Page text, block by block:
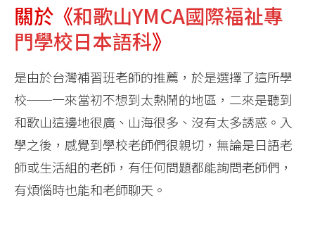
關於《和歌山YMCA國際福祉專
門學校日本語科》
是由於台灣補習班老師的推薦，於是選擇了這所學
校──一來當初不想到太熱鬧的地區，二來是聽到
和歌山這邊地很廣、山海很多、沒有太多誘惑。入
學之後，感覺到學校老師們很親切，無論是日語老
師或生活組的老師，有任何問題都能詢問老師們，
有煩惱時也能和老師聊天。